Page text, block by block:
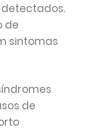
de
sintomas
de